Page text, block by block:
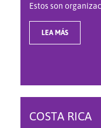
Estos son
LEA MÁS
COSTA RICA